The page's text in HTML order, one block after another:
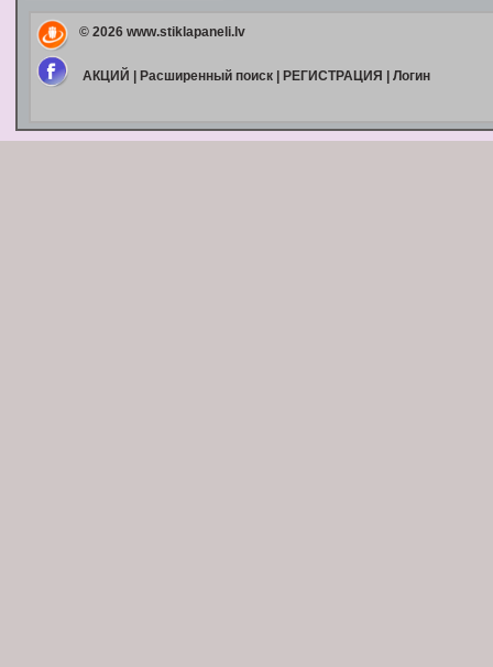
© 2026 www.stiklapaneli.lv
АКЦИЙ Расширенный поиск| РЕГИСТРАЦИЯ Логин